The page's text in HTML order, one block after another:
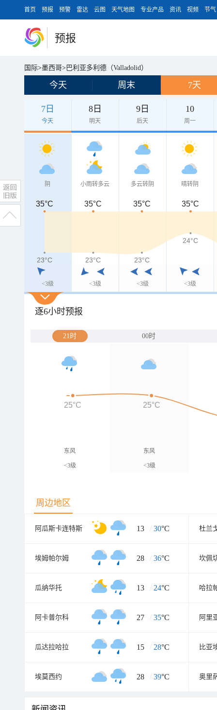
首页 预报 预警 雷达 云图 天气地图 专业产品 资讯 视频 节气
预报
国际>墨西哥> 巴利亚多利德（Valladolid）
今天 周末 7天
7日
今天
8日
明天
9日
后天
10
周一
阴
<3级
小雨转多云
<3级
多云转阴
<3级
晴转阴
<3级
35°C
35°C 35°C 35°C 35°C
23°C
23°C 23°C 23°C
24°C
逐6小时预报
21时 00时
东风
<3级
东风
<3级
25°C 25°C
周边地区
阿瓜斯卡连特斯 13 / 30°C 杜兰
埃姆帕尔姆 28 / 36°C 坎佩
瓜纳华托 13 / 24°C 哈拉
阿卡普尔科 27 / 35°C 阿里
瓜达拉哈拉 15 / 28°C 比亚
埃莫西约 28 / 39°C 奥里